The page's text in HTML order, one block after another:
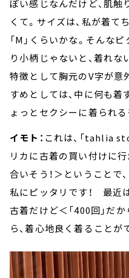
ぽい感じなんだけど、肌
くて。サイズは、私が着て
「M」くらいかな。そんな
り小柄じゃないと、着れな
特徴として胸元のV字が意
すめとしては、中に何も着
ょっとセクシーに着られる
イモト： これは、「tahlia
リカに古着の買い付けに
合いそう！＞ということで
私にピッタリです！ 最近
古着だけど＜「400回」だ
ら、着心地良く着ることが